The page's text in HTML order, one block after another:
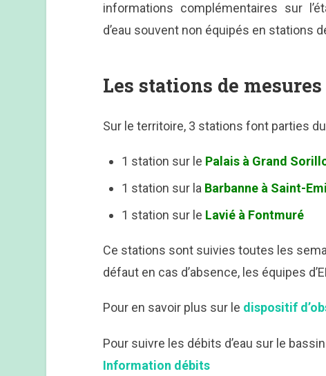
informations complémentaires sur
d’eau souvent non équipés en stations
Les stations de
Sur le territoire, 3 stations font parties
1 station sur le Palais à Grand
1 station sur la Barbanne à Saint-
1 station sur le Lavié à Fontmuré
Ce stations sont suivies toutes les
défaut en cas d’absence, les équipes
Pour en savoir plus sur le dispositif
Pour suivre les débits d’eau sur le
Information débits